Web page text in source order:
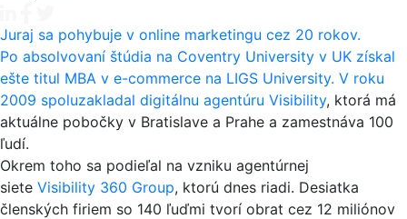
Juraj sa pohybuje v online marketingu cez 20 rokov.
Po absolvovaní štúdia na Coventry University v UK získal
ešte titul MBA v e-commerce na LIGS University. V roku
2009 spoluzakladal digitálnu agentúru Visibility, ktorá má
aktuálne pobočky v Bratislave a Prahe a zamestnáva 100
ľudí.
Okrem toho sa podieľal na vzniku agentúrnej
siete Visibility 360 Group, ktorú dnes riadi. Desiatka
členských firiem so 140 ľuďmi tvorí obrat cez 12 miliónov